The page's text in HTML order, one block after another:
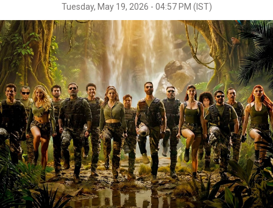
Tuesday, May 19, 2026 - 04:57 PM (IST)